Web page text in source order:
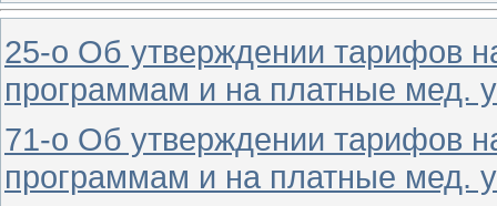
25-о Об утверждении тарифов
программам и на платные мед.
71-о Об утверждении тарифов
программам и на платные мед.